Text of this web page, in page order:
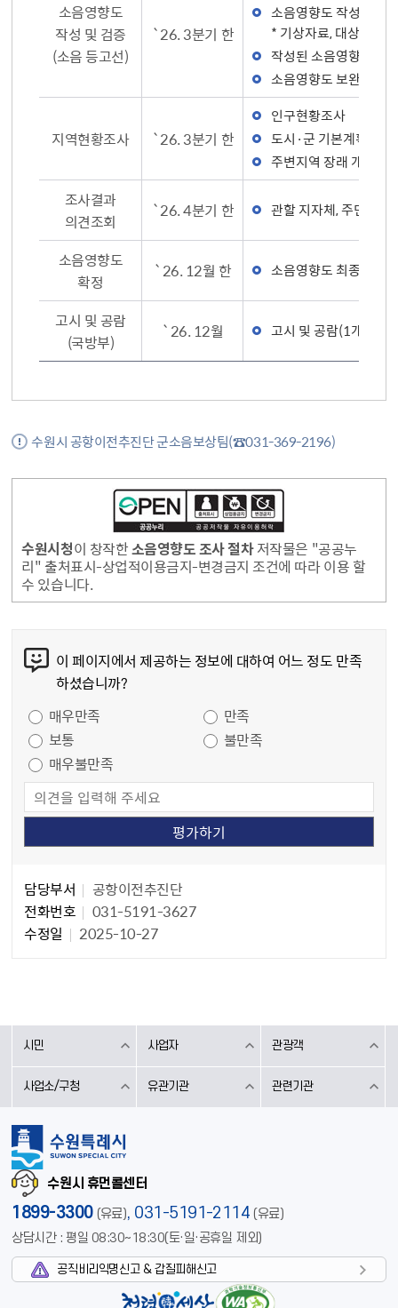
소음영향도
작성 및 검증
(소음 등고선)
`26. 3분기 한
소음영향도 작성
* 기상자료, 대상지 운
작성된 소음영향도의
소음영향도 보완
지역현황조사 `26. 3분기 한
인구현황조사
도시·군 기본계획 및
주변지역 장래 개발계
조사결과
의견조회
`26. 4분기 한 관할 지자체, 주민 등
소음영향도
확정
`26. 12월 한 소음영향도 최종안 작
고시 및 공람
(국방부)
`26. 12월 고시 및 공람(1개월 이
수원시 공항이전추진단 군소음보상팀(☎031-369-2196)
수원시청이 창작한소음영향도 조사 절차저작물은 "공공누
리" 출처표시-상업적이용금지-변경금지 조건에 따라 이용 할
수 있습니다.
이 페이지에서 제공하는 정보에 대하여 어느 정도 만족
하셨습니까?
매우만족
만족
보통
불만족
매우불만족
담당부서
공항이전추진단
전화번호
031-5191-3627
수정일
2025-10-27
시민 사업자 관광객
사업소/구청 유관기관 관련기관
수원시 휴먼콜센터
1899-3300 (유료), 031-5191-2114 (유료)
상담시간 : 평일 08:30~18:30(토·일·공휴일 제외)
공직비리익명신고 & 갑질피해신고